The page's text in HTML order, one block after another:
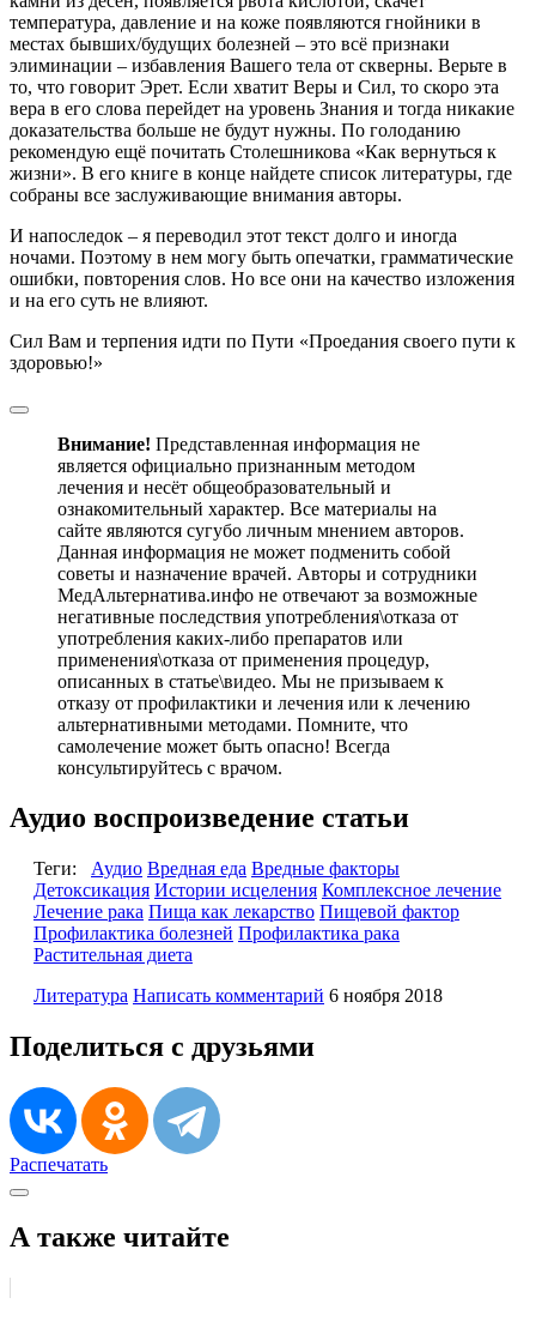
температура, давление и на коже появляются гнойники в
местах бывших/будущих болезней – это всё признаки
элиминации – избавления Вашего тела от скверны. Верьте в
то, что говорит Эрет. Если хватит Веры и Сил, то скоро эта
вера в его слова перейдет на уровень Знания и тогда никакие
доказательства больше не будут нужны. По голоданию
рекомендую ещё почитать Столешникова «Как вернуться к
жизни». В его книге в конце найдете список литературы, где
собраны все заслуживающие внимания авторы.
И напоследок – я переводил этот текст долго и иногда
ночами. Поэтому в нем могу быть опечатки, грамматические
ошибки, повторения слов. Но все они на качество изложения
и на его суть не влияют.
Сил Вам и терпения идти по Пути «Проедания своего пути к
здоровью!»
Внимание! Представленная информация не
является официально признанным методом
лечения и несёт общеобразовательный и
ознакомительный характер. Все материалы на
сайте являются сугубо личным мнением авторов.
Данная информация не может подменить собой
советы и назначение врачей. Авторы и сотрудники
МедАльтернатива.инфо не отвечают за возможные
негативные последствия употребления\отказа от
употребления каких-либо препаратов или
применения\отказа от применения процедур,
описанных в статье\видео. Мы не призываем к
отказу от профилактики и лечения или к лечению
альтернативными методами. Помните, что
самолечение может быть опасно! Всегда
консультируйтесь с врачом.
Аудио воспроизведение статьи
Теги: Аудио Вредная еда Вредные факторы
Детоксикация Истории исцеления Комплексное лечение
Лечение рака Пища как лекарство Пищевой фактор
Профилактика болезней Профилактика рака
Растительная диета
Литература Написать комментарий 6 ноября 2018
Поделиться с друзьями
Распечатать
А также читайте